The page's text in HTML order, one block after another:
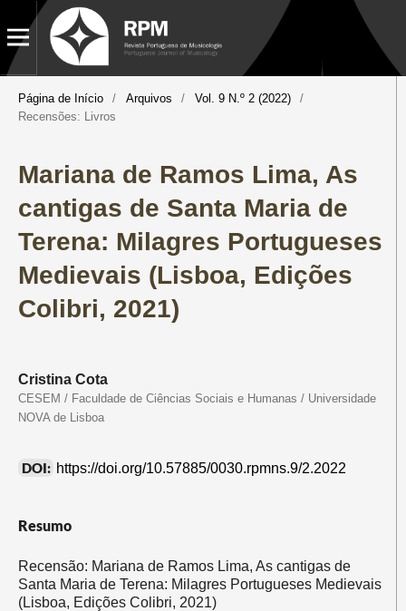
Página de Início / Arquivos / Vol. 9 N.º 2 (2022)
/
Recensões: Livros
Mariana de Ramos Lima, As
cantigas de Santa Maria de
Terena: Milagres Portugueses
Medievais (Lisboa, Edições
Colibri, 2021)
Cristina Cota
CESEM / Faculdade de Ciências Sociais e Humanas / Universidade
NOVA de Lisboa
DOI: https://doi.org/10.57885/0030.rpmns.9/2.2022
Resumo
Recensão: Mariana de Ramos Lima, As cantigas de
Santa Maria de Terena: Milagres Portugueses Medievais
(Lisboa, Edições Colibri, 2021)